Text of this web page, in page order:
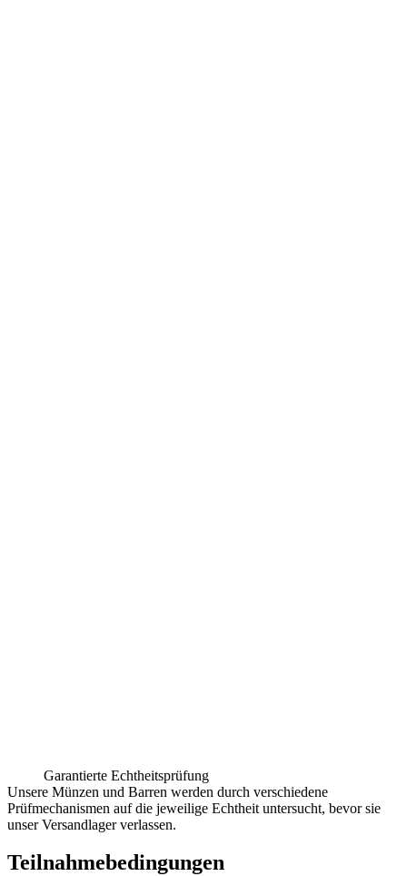
Garantierte Echtheitsprüfung
Unsere Münzen und Barren werden durch verschiedene
Prüfmechanismen auf die jeweilige Echtheit untersucht, bevor sie
unser Versandlager verlassen.
Teilnahmebedingungen